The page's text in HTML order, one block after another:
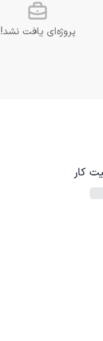
پروژه‌ای یافت نشد!
کار